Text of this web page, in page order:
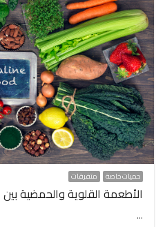
حميات خاصة متفرقات
الأطعمة القلوية والحمضية
…